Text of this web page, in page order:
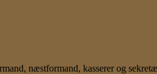
næstformand, kasserer og